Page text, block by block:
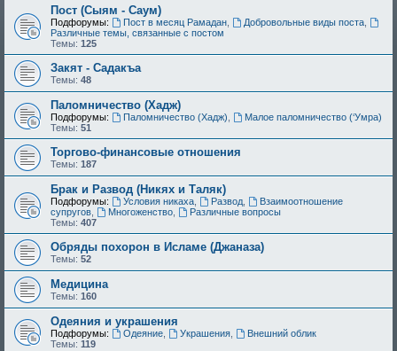
Пост (Сыям - Саум)
Подфорумы: Пост в месяц Рамадан, Добровольные виды поста,
Различные темы, связанные с постом
Темы: 125
Закят - Cадакъа
Темы: 48
Паломничество (Хадж)
Подфорумы: Паломничество (Хадж),
Малое паломничество (‘Умра)
Темы: 51
Торгово-финансовые отношения
Темы: 187
Брак и Развод (Никях и Таляк)
Подфорумы: Условия никаха, Развод,
Взаимоотношение
супругов, Многоженство,
Различные вопросы
Темы: 407
Обряды похорон в Исламе (Джаназа)
Темы: 52
Медицина
Темы: 160
Одеяния и украшения
Подфорумы: Одеяние, Украшения,
Внешний облик
Темы: 119